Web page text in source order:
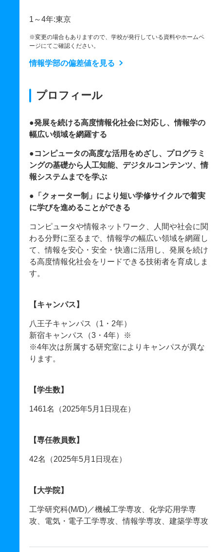
1～4年:東京
※変更の場合もありますので、学校が発行している資料やホームペ
ージにてご確認ください。
情報学部の偏差値を見る
プロフィール
●発展を続ける高度情報化社会に対応し、情報学の
幅広い領域を網羅する
●コンピュータの高度な活用をめざし、プログラミ
ングの基礎から人工知能、デジタルコンテンツ、情
報システムまでを学ぶ
●「クォーター制」により短い学修サイクルで着実
に学びを進めることができる
コンピュータや情報ネットワーク、人間や社会に関
わる分野に至るまで、情報学の幅広い領域を網羅し
て、情報を安心・安全・快適に活用し、発展を続け
る高度情報化社会をリードできる技術者を育成しま
す。
【キャンパス】
八王子キャンパス（1・2年）
新宿キャンパス（3・4年）※
※4年次は所属する研究室によりキャンパスが異な
ります。
【学生数】
1461名（2025年5月1日現在）
【専任教員数】
42名（2025年5月1日現在）
【大学院】
工学研究科(M/D)／機械工学専攻、化学応用学専
攻、電気・電子工学専攻、情報学専攻、建築学専攻